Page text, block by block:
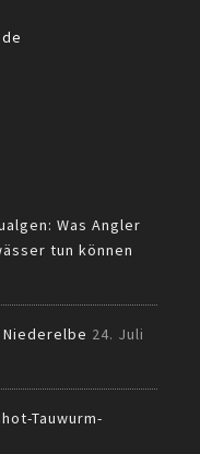
Was Angler
tun können
Niederelbe 24. Juli
Tauwurm-